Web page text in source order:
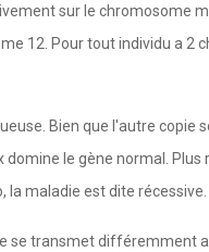
sur le chromosome
12. Pour tout individu a 2
Bien que l'autre copie
le gène normal. Plus
maladie est dite récessive.
se transmet différemment